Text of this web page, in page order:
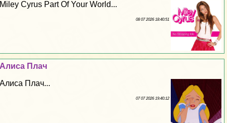
Miley Cyrus Part Of Your World...
08 07 2026 18:40:51
Алиса Плач
Алиса Плач...
07 07 2026 19:40:12